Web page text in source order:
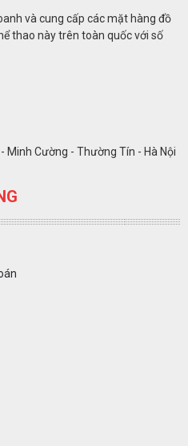
và cung cấp các mặt hàng đồ
thao này trên toàn quốc với số
Minh Cường - Thường Tín - Hà Nội